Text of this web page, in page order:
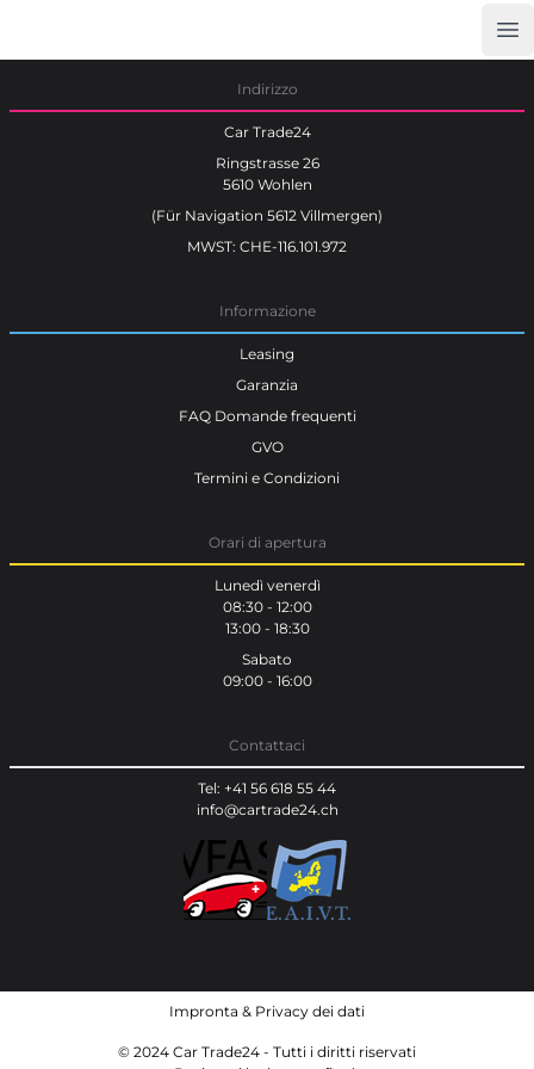
Indirizzo
Car Trade24
Ringstrasse 26
5610 Wohlen
(Für Navigation 5612 Villmergen)
MWST: CHE-116.101.972
Informazione
Leasing
Garanzia
FAQ Domande frequenti
GVO
Termini e Condizioni
Orari di apertura
Lunedì venerdì
08:30 - 12:00
13:00 - 18:30
Sabato
09:00 - 16:00
Contattaci
Tel: +41 56 618 55 44
info@cartrade24.ch
Impronta & Privacy dei dati
© 2024 Car Trade24 - Tutti i diritti riservati